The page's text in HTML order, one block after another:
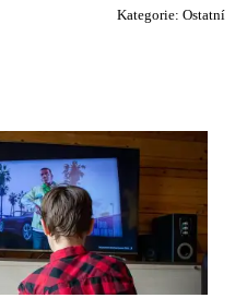
Kategorie: Ostatní